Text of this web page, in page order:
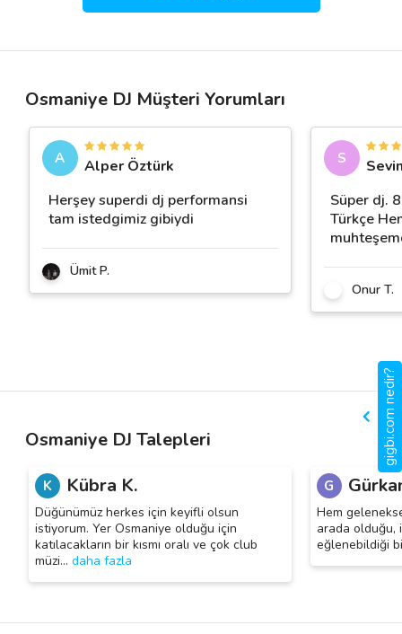
Osmaniye DJ Müşteri Yorumları
A
Alper Öztürk
Herşey superdi dj performansi
tam istedgimiz gibiydi
Ümit P.
S
Süper dj.
Türkçe
Onur T.
Osmaniye DJ Talepleri
K Kübra K.
Düğünümüz herkes için keyifli olsun
istiyorum. Yer Osmaniye olduğu için
katılacakların bir kısmı oralı ve çok club
müzi… daha fazla
G
Hem
arada olduğu,
eğlenebildiği
gigbi.com nedir?